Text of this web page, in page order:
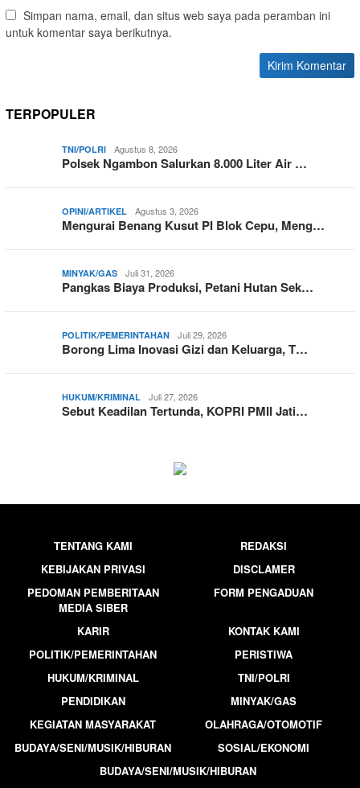
Simpan nama, email, dan situs web saya pada peramban ini
untuk komentar saya berikutnya.
TERPOPULER
TNI/POLRI Agustus 8, 2026
Polsek Ngambon Salurkan 8.000 Liter Air …
OPINI/ARTIKEL Agustus 3, 2026
Mengurai Benang Kusut PI Blok Cepu, Meng…
MINYAK/GAS Juli 31, 2026
Pangkas Biaya Produksi, Petani Hutan Sek…
POLITIK/PEMERINTAHAN Juli 29, 2026
Borong Lima Inovasi Gizi dan Keluarga, T…
HUKUM/KRIMINAL Juli 27, 2026
Sebut Keadilan Tertunda, KOPRI PMII Jati…
TENTANG KAMI
REDAKSI
KEBIJAKAN PRIVASI
DISCLAMER
PEDOMAN PEMBERITAAN
MEDIA SIBER
FORM PENGADUAN
KARIR
KONTAK KAMI
POLITIK/PEMERINTAHAN
PERISTIWA
HUKUM/KRIMINAL
TNI/POLRI
PENDIDIKAN
MINYAK/GAS
KEGIATAN MASYARAKAT
OLAHRAGA/OTOMOTIF
BUDAYA/SENI/MUSIK/HIBURAN
SOSIAL/EKONOMI
BUDAYA/SENI/MUSIK/HIBURAN